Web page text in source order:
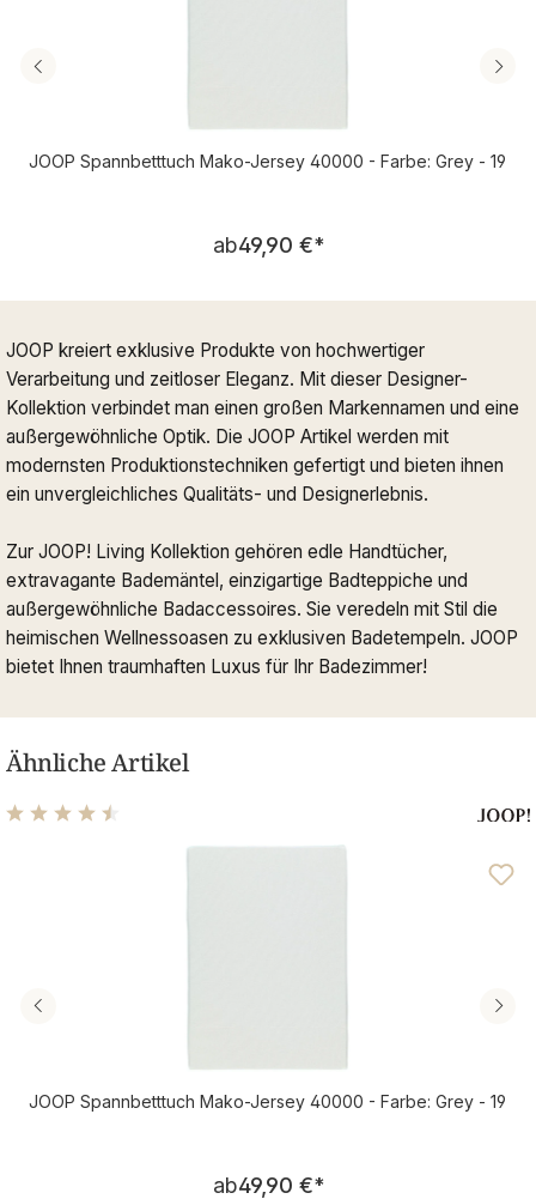
JOOP Spannbetttuch Mako-Jersey 40000 - Farbe: Grey - 19
Regulärer Preis:
ab49,90 €*
JOOP kreiert exklusive Produkte von hochwertiger
Verarbeitung und zeitloser Eleganz. Mit dieser Designer-
Kollektion verbindet man einen großen Markennamen und eine
außergewöhnliche Optik. Die JOOP Artikel werden mit
modernsten Produktionstechniken gefertigt und bieten ihnen
ein unvergleichliches Qualitäts- und Designerlebnis.
Zur JOOP! Living Kollektion gehören edle Handtücher,
extravagante Bademäntel, einzigartige Badteppiche und
außergewöhnliche Badaccessoires. Sie veredeln mit Stil die
heimischen Wellnessoasen zu exklusiven Badetempeln. JOOP
bietet Ihnen traumhaften Luxus für Ihr Badezimmer!
Ähnliche Artikel
Durchschnittliche Bewertung von 4.39 von 5 Sternen
JOOP Spannbetttuch Mako-Jersey 40000 - Farbe: Grey - 19
Regulärer Preis:
ab49,90 €*